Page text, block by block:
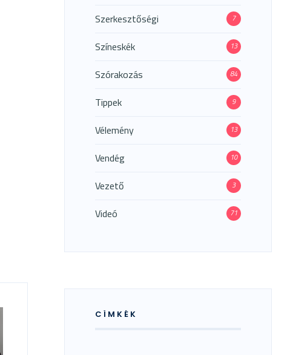
Szerkesztőségi 7
Színeskék 13
Szórakozás 84
Tippek 9
Vélemény 13
Vendég 10
Vezető 3
Videó 71
CÍMKÉK